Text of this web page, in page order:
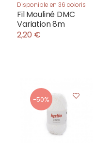
Disponible en 36 coloris
Fil Mouliné DMC
Variation 8m
2,20 €
-50%